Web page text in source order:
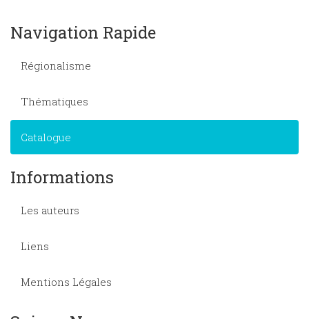
Navigation Rapide
Régionalisme
Thématiques
Catalogue
Informations
Les auteurs
Liens
Mentions Légales